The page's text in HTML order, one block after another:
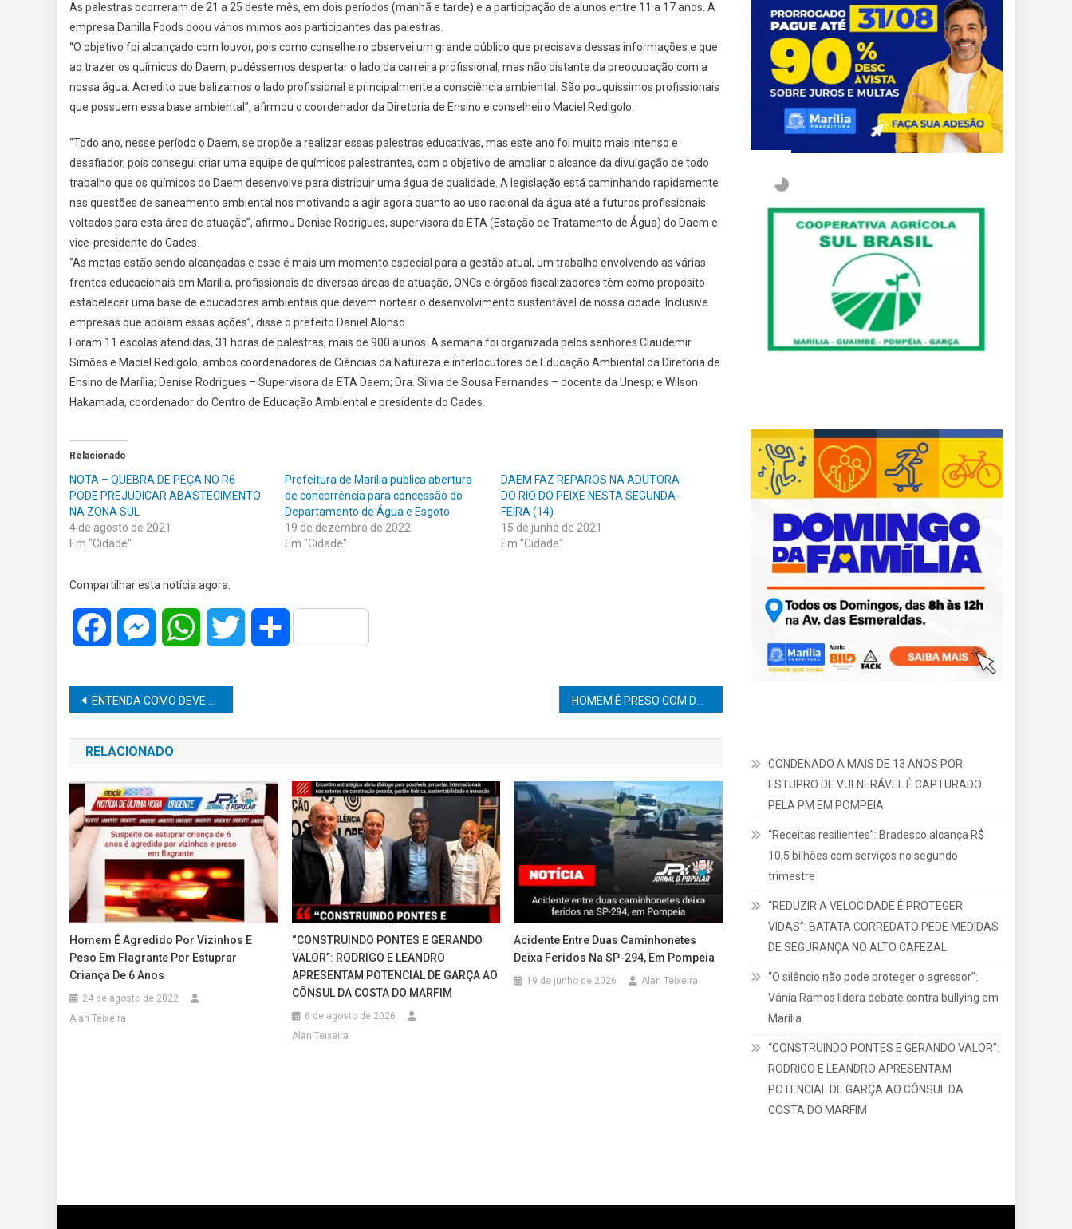
As palestras ocorreram de 21 a 25 deste mês, em dois períodos (manhã e tarde) e a participação de alunos entre 11 a 17 anos. A
empresa Danilla Foods doou vários mimos aos participantes das palestras.
“O objetivo foi alcançado com louvor, pois como conselheiro observei um grande público que precisava dessas informações e que
ao trazer os químicos do Daem, pudéssemos despertar o lado da carreira profissional, mas não distante da preocupação com a
nossa água. Acredito que balizamos o lado profissional e principalmente a consciência ambiental. São pouquíssimos profissionais
que possuem essa base ambiental”, afirmou o coordenador da Diretoria de Ensino e conselheiro Maciel Redigolo.
“Todo ano, nesse período o Daem, se propõe a realizar essas palestras educativas, mas este ano foi muito mais intenso e
desafiador, pois consegui criar uma equipe de químicos palestrantes, com o objetivo de ampliar o alcance da divulgação de todo
trabalho que os químicos do Daem desenvolve para distribuir uma água de qualidade. A legislação está caminhando rapidamente
nas questões de saneamento ambiental nos motivando a agir agora quanto ao uso racional da água até a futuros profissionais
voltados para esta área de atuação”, afirmou Denise Rodrigues, supervisora da ETA (Estação de Tratamento de Água) do Daem e
vice-presidente do Cades.
“As metas estão sendo alcançadas e esse é mais um momento especial para a gestão atual, um trabalho envolvendo as várias
frentes educacionais em Marília, profissionais de diversas áreas de atuação, ONGs e órgãos fiscalizadores têm como propósito
estabelecer uma base de educadores ambientais que devem nortear o desenvolvimento sustentável de nossa cidade. Inclusive
empresas que apoiam essas ações”, disse o prefeito Daniel Alonso.
Foram 11 escolas atendidas, 31 horas de palestras, mais de 900 alunos. A semana foi organizada pelos senhores Claudemir
Simões e Maciel Redigolo, ambos coordenadores de Ciências da Natureza e interlocutores de Educação Ambiental da Diretoria de
Ensino de Marília; Denise Rodrigues – Supervisora da ETA Daem; Dra. Silvia de Sousa Fernandes – docente da Unesp; e Wilson
Hakamada, coordenador do Centro de Educação Ambiental e presidente do Cades.
Relacionado
NOTA – QUEBRA DE PEÇA NO R6
PODE PREJUDICAR ABASTECIMENTO
NA ZONA SUL
4 de agosto de 2021
Em "Cidade"
Prefeitura de Marília publica abertura
de concorrência para concessão do
Departamento de Água e Esgoto
19 de dezembro de 2022
Em "Cidade"
DAEM FAZ REPAROS NA ADUTORA
DO RIO DO PEIXE NESTA SEGUNDA-
FEIRA (14)
15 de junho de 2021
Em "Cidade"
Compartilhar esta notícia agora:
Facebook MessengerWhatsAppTwitter Share
Navegação
de
Post
ENTENDA COMO DEVE SER FEITA A DECLARAÇÃO DE UM APARTAMENTO FINANCIADO EM SEU IMPOSTO DE RENDA
RELACIONADO
Homem É Agredido Por Vizinhos E
Peso Em Flagrante Por Estuprar
Criança De 6 Anos
24 de agosto de 2022
Alan Teixeira
“CONSTRUINDO PONTES E GERANDO
VALOR”: RODRIGO E LEANDRO
APRESENTAM POTENCIAL DE GARÇA AO
CÔNSUL DA COSTA DO MARFIM
6 de agosto de 2026
Alan Teixeira
Acidente Entre Duas Caminhonetes
Deixa Feridos Na SP-294, Em Pompeia
19 de junho de 2026 Alan Teixeira
CONDENADO A MAIS DE 13 ANOS POR
ESTUPRO DE VULNERÁVEL É CAPTURADO
PELA PM EM POMPEIA
“Receitas resilientes”: Bradesco alcança R$
10,5 bilhões com serviços no segundo
trimestre
“REDUZIR A VELOCIDADE É PROTEGER
VIDAS”: BATATA CORREDATO PEDE MEDIDAS
DE SEGURANÇA NO ALTO CAFEZAL
“O silêncio não pode proteger o agressor”:
Vânia Ramos lidera debate contra bullying em
Marília
“CONSTRUINDO PONTES E GERANDO VALOR”:
RODRIGO E LEANDRO APRESENTAM
POTENCIAL DE GARÇA AO CÔNSUL DA
COSTA DO MARFIM